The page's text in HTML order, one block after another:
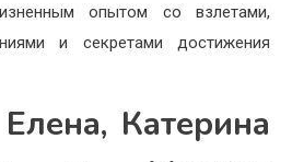
опытом со взлетами,
и секретами достижения
Катерина